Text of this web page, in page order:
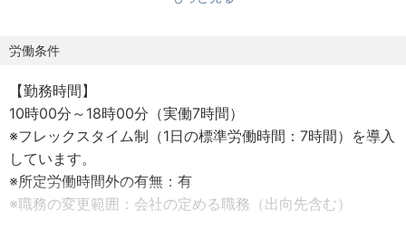
・書籍の企画立案
・進行管理
・編集作業
・刊行後のパブリシティ活動
当部門は書籍以外でもセミナー・動画事業などを推進して
おり、著者のＩＰを活かしたビジネス開発などを積極的に
労働条件
【勤務時間】
10時00分～18時00分（実働7時間）
※フレックスタイム制（1日の標準労働時間：7時間）を導入
しています。
※所定労働時間外の有無：有
※職務の変更範囲：会社の定める職務（出向先含む）